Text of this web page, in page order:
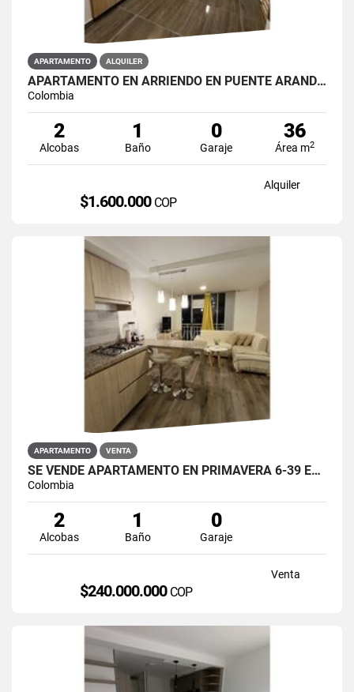
APARTAMENTO ALQUILER
APARTAMENTO EN ARRIENDO EN PUENTE ARANDA PRIMAVERA 6-39
Colombia
2
Alcobas
1
Baño
0
Garaje
36
Área m2
Alquiler
$1.600.000 COP
APARTAMENTO VENTA
SE VENDE APARTAMENTO EN PRIMAVERA 6-39 ET 2 PUENTE ARANDA
Colombia
2
Alcobas
1
Baño
0
Garaje
Venta
$240.000.000 COP